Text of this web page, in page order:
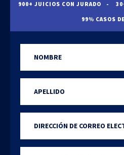
900+ JUICIOS CON JURADO
99% CASOS